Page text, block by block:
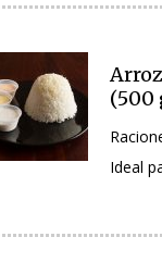
Arroz
(500
Ideal